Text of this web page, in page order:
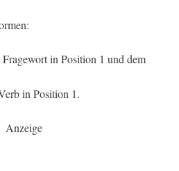
in Position 1 und dem
in Position 1.
Anzeige